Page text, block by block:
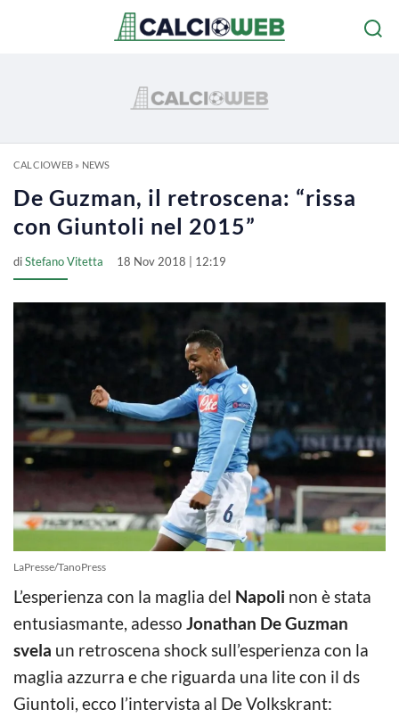
CALCIOWEB» NEWS
De Guzman, il retroscena: “rissa
con Giuntoli nel 2015”
diStefano Vitetta 18 Nov 2018 | 12:19
LaPresse/TanoPress
L’esperienza con la maglia del Napoli non è stata
entusiasmante, adesso Jonathan De Guzman
svela un retroscena shock sull’esperienza con la
maglia azzurra e che riguarda una lite con il ds
Giuntoli, ecco l’intervista al De Volkskrant: